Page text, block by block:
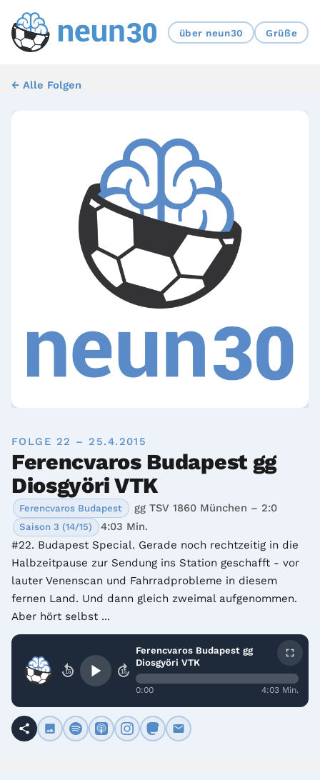
über neun30 Grüße
← Alle Folgen
FOLGE 22 – 25.4.2015
Ferencvaros Budapest gg
Diosgyöri VTK
Ferencvaros Budapest gg TSV 1860 München – 2:0
Saison 3 (14/15)
4:03 Min.
#22. Budapest Special. Gerade noch rechtzeitig in die
Halbzeitpause zur Sendung ins Station geschafft - vor
lauter Venenscan und Fahrradprobleme in diesem
fernen Land. Und dann gleich zweimal aufgenommen.
Aber hört selbst ...
15 15
Ferencvaros Budapest gg
Diosgyöri VTK
0:00 4:03 Min.